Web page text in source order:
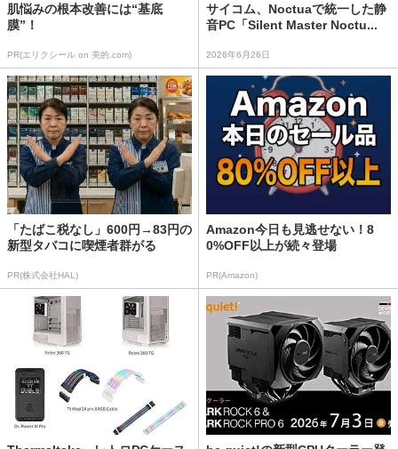
肌悩みの根本改善には“基底
膜”！
PR(エリクシール on 美的.com)
サイコム、Noctuaで統一した静
音PC「Silent Master Noctu...
2026年6月26日
「たばこ税なし」600円→83円の
新型タバコに喫煙者群がる
PR(株式会社HAL)
Amazon今日も見逃せない！8
0%OFF以上が続々登場
PR(Amazon)